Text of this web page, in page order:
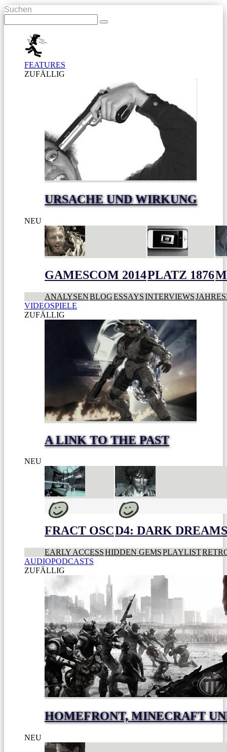
Suchen
FEATURES
ZUFÄLLIG
URSACHE UND WIRKUNG
NEU
GAMESCOM 2014PLATZ 1876
ANALYSENBLOGESSAYSINTERVIEWS
VIDEOSPIELE
ZUFÄLLIG
A LINK TO THE PAST
NEU
FRACT OSCD4: DARK
EARLY ACCESSHIDDEN GEMSPLAYLIST
AUDIOPODCASTS
ZUFÄLLIG
HOMEFRONT, MINECRAFT
NEU